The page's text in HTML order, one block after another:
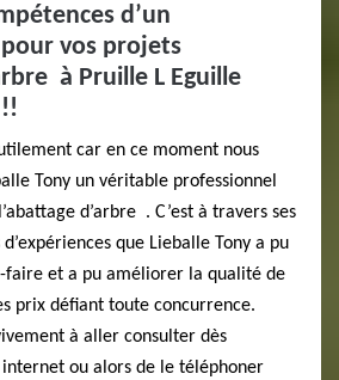
d’un
vos projets
à Pruille L Eguille
car en ce moment nous
Tony un véritable professionnel
d’arbre . C’est à travers ses
que Lieballe Tony a pu
faire et a pu améliorer la qualité de
prix défiant toute concurrence.
à aller consulter dès
internet ou alors de le téléphoner